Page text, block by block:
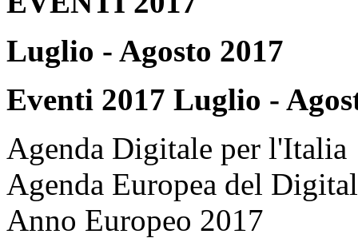
Luglio - Agosto 2017
Eventi 2017 Luglio -
Agenda Digitale per l'Italia
Agenda Europea del
Anno Europeo 2017